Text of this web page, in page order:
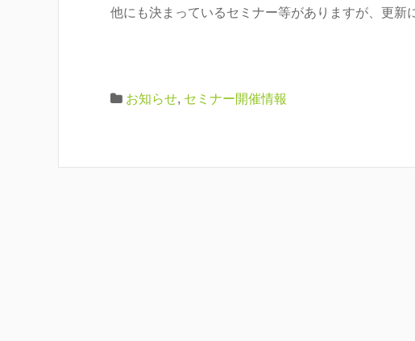
k
他にも決まっているセミナー等がありますが、更新
お知らせ, セミナー開催情報